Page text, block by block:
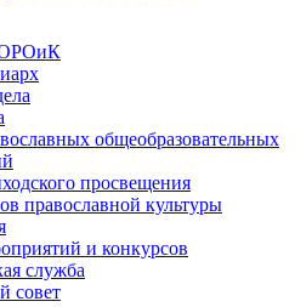
ОРОиК
общеобразовательных
просвещения
православной культуры
и конкурсов
служба
совет